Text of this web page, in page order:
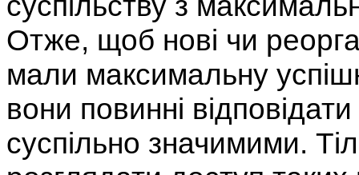
Отже, щоб нові чи
мали максимальну
вони повинні
суспільно значимими.